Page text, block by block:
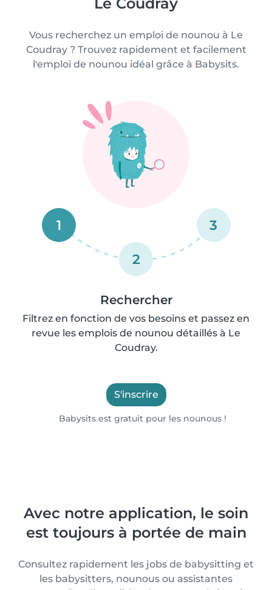
Vous recherchez un emploi de nounou à Le
Coudray ? Trouvez rapidement et facilement
l'emploi de nounou idéal grâce à Babysits.
1
2
3
Rechercher
Filtrez en fonction de vos besoins et passez en
revue les emplois de nounou détaillés à Le
Coudray.
S'inscrire
Babysits est gratuit pour les nounous !
Avec notre application, le soin
est toujours à portée de main
Consultez rapidement les jobs de babysitting et
les babysitters, nounous ou assistantes